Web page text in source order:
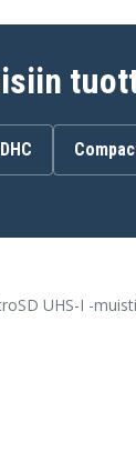
UHS-I -